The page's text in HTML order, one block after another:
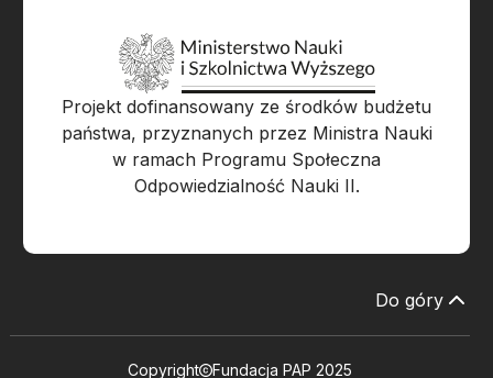
Projekt dofinansowany ze środków budżetu
państwa, przyznanych przez Ministra Nauki
w ramach Programu Społeczna
Odpowiedzialność Nauki II.
Do góry
Copyright Fundacja PAP 2025